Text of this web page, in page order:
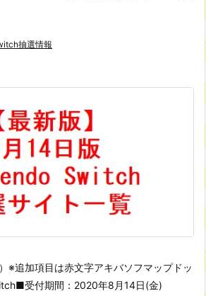
抽選情報
※追加項目は赤文字アキバソフマップドッ
■受付期間：2020年8月14日(金)